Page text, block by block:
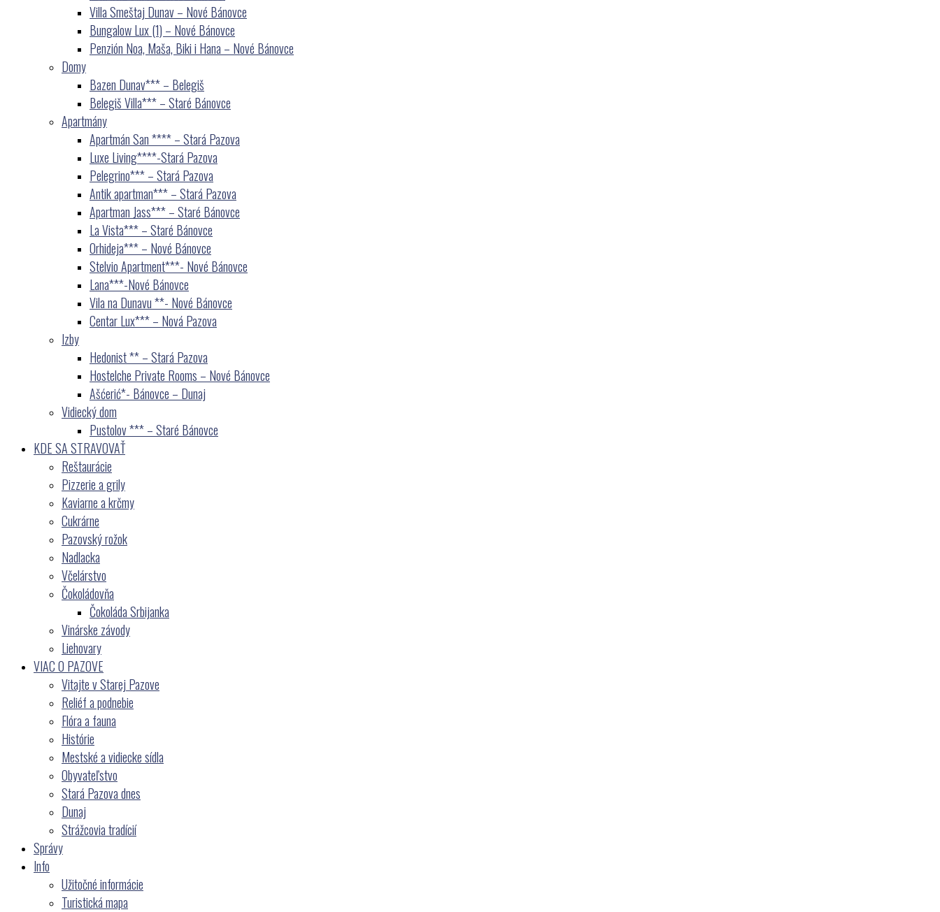
Villa Smeštaj Dunav – Nové Bánovce
Bungalow Lux (1) – Nové Bánovce
Penzión Noa, Maša, Biki i Hana – Nové Bánovce
Domy
Bazen Dunav*** – Belegiš
Belegiš Villa*** – Staré Bánovce
Apartmány
Apartmán San **** – Stará Pazova
Luxe Living****-Stará Pazova
Pelegrino*** – Stará Pazova
Antik apartman*** – Stará Pazova
Apartman Jass*** – Staré Bánovce
La Vista*** – Staré Bánovce
Orhideja*** – Nové Bánovce
Stelvio Apartment***- Nové Bánovce
Lana***-Nové Bánovce
Vila na Dunavu **- Nové Bánovce
Centar Lux*** – Nová Pazova
Izby
Hedonist ** – Stará Pazova
Hostelche Private Rooms – Nové Bánovce
Ašćerić*- Bánovce – Dunaj
Vidiecký dom
Pustolov *** – Staré Bánovce
KDE SA STRAVOVAŤ
Reštaurácie
Pizzerie a grily
Kaviarne a krčmy
Cukrárne
Pazovský rožok
Nadlacka
Včelárstvo
Čokoládovňa
Čokoláda Srbijanka
Vinárske závody
Liehovary
VIAC O PAZOVE
Vitajte v Starej Pazove
Reliéf a podnebie
Flóra a fauna
Histórie
Mestské a vidiecke sídla
Obyvateľstvo
Stará Pazova dnes
Dunaj
Strážcovia tradícií
Správy
Info
Užitočné informácie
Turistická mapa